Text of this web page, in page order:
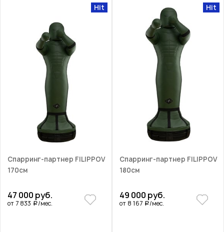
Hit
Спарринг-партнер FILIPPOV
170см
47 000 руб.
от 7 833 a/мес.
Hit
Спарринг-партнер FILIPPOV
180см
49 000 руб.
от 8 167 a/мес.